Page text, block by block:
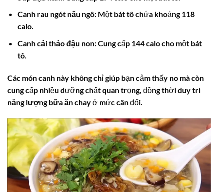
Canh rau ngót nấu ngô:Một bát tô chứa khoảng 118
calo.
Canh cải thảo đậu non:Cung cấp 144 calo cho một bát
tô.
Các món canh này không chỉ giúp bạn cảm thấy no mà còn
cung cấp nhiều dưỡng chất quan trọng, đồng thời duy trì
năng lượng bữa ăn chayở mức cân đối.